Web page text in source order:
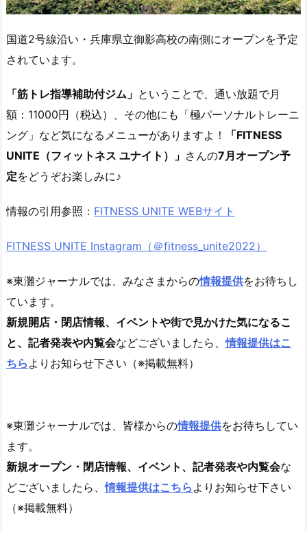
国道2号線沿い・兵庫県立御影高校の南側にオープンを予定
されています。
「筋トレ指導補助付ジム」 ということで、通い放題で月
額：11000円（税込）、その他にも「極パーソナルトレーニ
ング」など気になるメニューがありますよ！
「FITNESS
UNITE（フィットネス ユナイト）」 さんの7月オープン予
定をどうぞお楽しみに♪
情報の引用参照： FITNESS UNITE WEBサイト
FITNESS UNITE Instagram（＠fitness_unite2022）
※東灘ジャーナルでは、みなさまからの情報提供をお待ちし
ています。
新規開店・閉店情報、イベントや街で見かけた気になるこ
と、記者発表や内覧会などございましたら、情報提供はこ
ちら よりお知らせ下さい（※掲載無料）
※東灘ジャーナルでは、皆様からの情報提供をお待ちしてい
ます。
新規オープン・閉店情報、イベント、記者発表や内覧会な
どございましたら、情報提供はこちら よりお知らせ下さい
（※掲載無料）